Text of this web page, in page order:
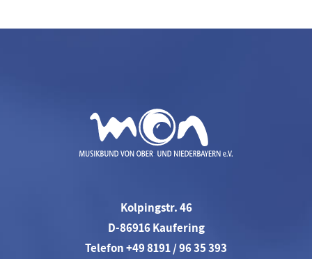
Kolpingstr. 46
D-86916 Kaufering
Telefon +49 8191 / 96 35 393